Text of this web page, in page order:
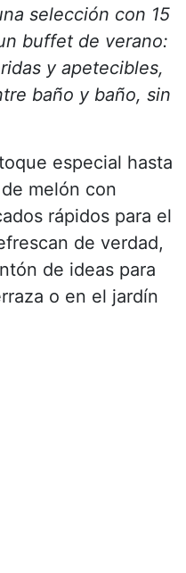
selección con 15
buffet de verano:
y apetecibles,
baño y baño, sin
especial hasta
melón con
rápidos para el
de verdad,
de ideas para
o en el jardín